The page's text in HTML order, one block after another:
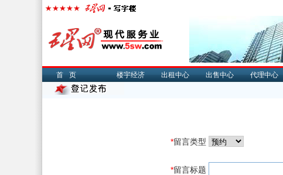
首页 楼宇经济 出租中心 出售中心 代理中心
*留言类型
*留言标题